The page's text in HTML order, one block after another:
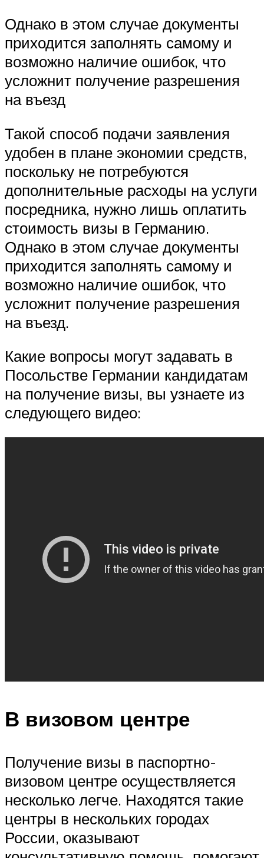
Однако в этом случае документы
приходится заполнять самому и
возможно наличие ошибок, что
усложнит получение разрешения
на въезд
Такой способ подачи заявления
удобен в плане экономии средств,
поскольку не потребуются
дополнительные расходы на услуги
посредника, нужно лишь оплатить
стоимость визы в Германию.
Однако в этом случае документы
приходится заполнять самому и
возможно наличие ошибок, что
усложнит получение разрешения
на въезд.
Какие вопросы могут задавать в
Посольстве Германии кандидатам
на получение визы, вы узнаете из
следующего видео:
В визовом центре
Получение визы в паспортно-
визовом центре осуществляется
несколько легче. Находятся такие
центры в нескольких городах
России, оказывают